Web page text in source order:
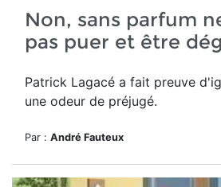
Non, sans parfum
pas puer et être
Patrick Lagacé a fait preuve
une odeur de préjugé.
Par : André Fauteux